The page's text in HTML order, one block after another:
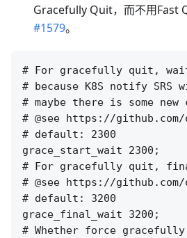
Gracefully Quit，而不用Fast
#1579。
# For gracefully quit,
# because K8S notify SRS
# maybe there is some
# @see https://github.com/
# default: 2300
grace_start_wait 2300;
# For gracefully quit,
# @see https://github.com/
# default: 3200
grace_final_wait 3200;
# Whether force